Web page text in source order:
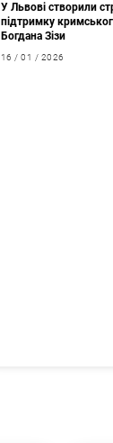
У Львові створили
підтримку
Богдана Зізи
16 / 01 / 2026